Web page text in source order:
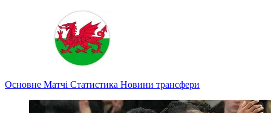
Основне Матчі Статистика Новини трансфери